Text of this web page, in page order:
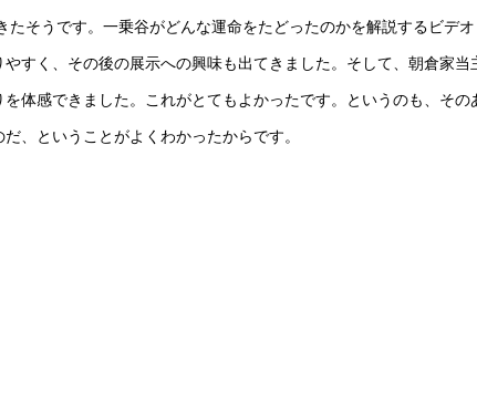
そうです。一乗谷がどんな運命をたどったのかを解説するビデオ
すく、その後の展示への興味も出てきました。そして、朝倉家当
体感できました。これがとてもよかったです。というのも、その
、ということがよくわかったからです。